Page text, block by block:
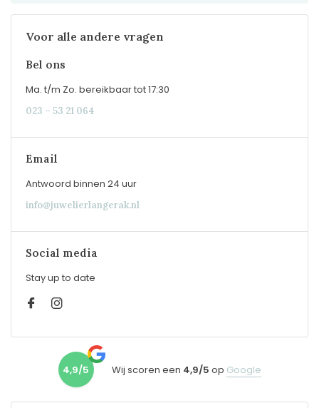
Voor alle andere vragen
Bel ons
Ma. t/m Zo. bereikbaar tot 17:30
023 – 53 21 064
Email
Antwoord binnen 24 uur
info@juwelierlangerak.nl
Social media
Stay up to date
4,9/5 Wij scoren een 4,9/5 op Google